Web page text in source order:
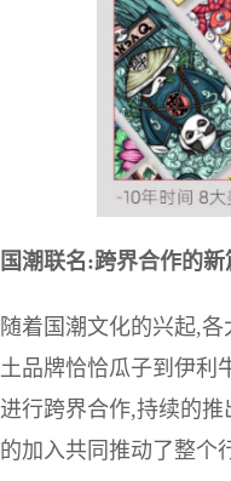
国潮联名:跨界合作的新
随着国潮文化的兴起,
土品牌恰恰瓜子到伊利
进行跨界合作,持续的
的加入共同推动了整个